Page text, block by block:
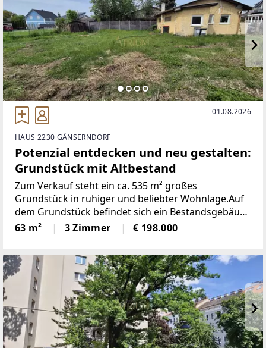
01.08.2026
HAUS 2230 GÄNSERNDORF
Potenzial entdecken und neu gestalten:
Grundstück mit Altbestand
Zum Verkauf steht ein ca. 535 m² großes
Grundstück in ruhiger und beliebter Wohnlage.Auf
dem Grundstück befindet sich ein Bestandsgebäude
mit rund 63 m² Wohnfläche. Das Haus ist
grundsätzlich sanierungsfähig und bietet somit die
63 m² 3 Zimmer € 198.000